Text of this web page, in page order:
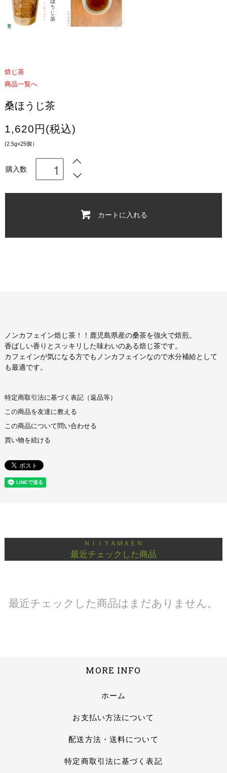
焙じ茶
商品一覧へ
桑ほうじ茶
1,620円(税込)
(2.5g×25個）
購入数
カートに入れる
ノンカフェイン焙じ茶！！鹿児島県産の桑茶を強火で焙煎。
香ばしい香りとスッキリした味わいのある焙じ茶です。
カフェインが気になる方でもノンカフェインなので水分補給として
も最適です。
特定商取引法に基づく表記（返品等）
この商品を友達に教える
この商品について問い合わせる
買い物を続ける
ＮＩＩＹＡＭＡＥＮ
最近チェックした商品
最近チェックした商品はまだありません。
MORE INFO
ホーム
お支払い方法について
配送方法・送料について
特定商取引法に基づく表記